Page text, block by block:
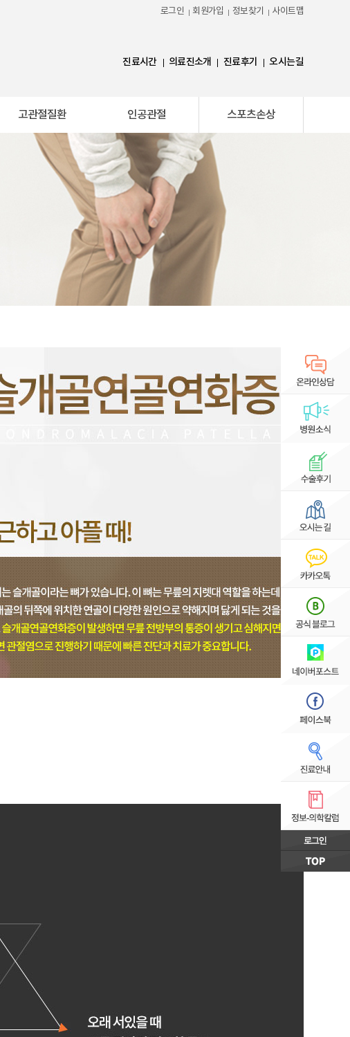
로그인 회원가입 정보찾기 사이트맵
진료시간 의료진소개 진료후기 오시는길
고관절질환 인공관절 스포츠손상